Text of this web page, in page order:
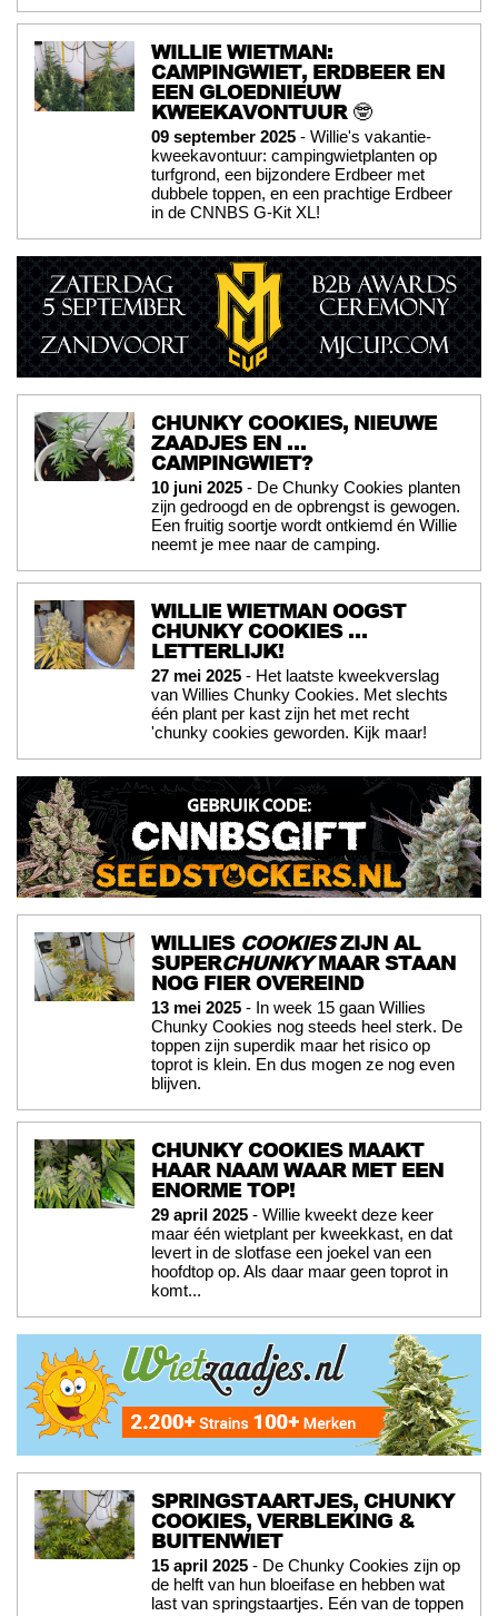
WILLIE WIETMAN:
CAMPINGWIET, ERDBEER EN
EEN GLOEDNIEUW
KWEEKAVONTUUR 🤓
09 september 2025 - Willie's vakantie-
kweekavontuur: campingwietplanten op
turfgrond, een bijzondere Erdbeer met
dubbele toppen, en een prachtige Erdbeer
in de CNNBS G-Kit XL!
CHUNKY COOKIES, NIEUWE
ZAADJES EN …
CAMPINGWIET?
10 juni 2025 - De Chunky Cookies planten
zijn gedroogd en de opbrengst is gewogen.
Een fruitig soortje wordt ontkiemd én Willie
neemt je mee naar de camping.
WILLIE WIETMAN OOGST
CHUNKY COOKIES …
LETTERLIJK!
27 mei 2025 - Het laatste kweekverslag
van Willies Chunky Cookies. Met slechts
één plant per kast zijn het met recht
'chunky cookies geworden. Kijk maar!
WILLIES COOKIESZIJN AL
SUPERCHUNKYMAAR STAAN
NOG FIER OVEREIND
13 mei 2025 - In week 15 gaan Willies
Chunky Cookies nog steeds heel sterk. De
toppen zijn superdik maar het risico op
toprot is klein. En dus mogen ze nog even
blijven.
CHUNKY COOKIES MAAKT
HAAR NAAM WAAR MET EEN
ENORME TOP!
29 april 2025 - Willie kweekt deze keer
maar één wietplant per kweekkast, en dat
levert in de slotfase een joekel van een
hoofdtop op. Als daar maar geen toprot in
komt...
SPRINGSTAARTJES, CHUNKY
COOKIES, VERBLEKING &
BUITENWIET
15 april 2025 - De Chunky Cookies zijn op
de helft van hun bloeifase en hebben wat
last van springstaartjes. Eén van de toppen